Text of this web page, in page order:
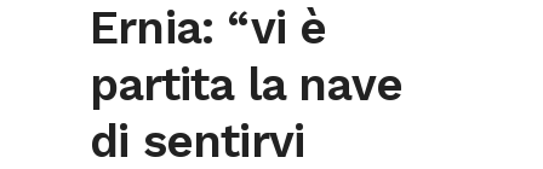
Ernia: “vi è
partita la nave
di sentirvi